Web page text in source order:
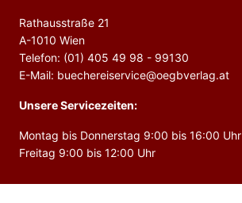
Rathausstraße 21
A-1010 Wien
Telefon: (01) 405 49 98 - 99130
E-Mail: buechereiservice@oegbverlag.at
Unsere Servicezeiten:
Montag bis Donnerstag 9:00 bis 16:00 Uhr
Freitag 9:00 bis 12:00 Uhr